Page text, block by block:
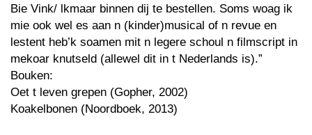
Bie Vink/ lkmaar binnen dij te bestellen. Soms woag ik
mie ook wel es aan n (kinder)musical of n revue en
lestent heb’k soamen mit n legere schoul n filmscript in
mekoar knutseld (allewel dit in t Nederlands is).”
Bouken:
Oet t leven grepen (Gopher, 2002)
Koakelbonen (Noordboek, 2013)